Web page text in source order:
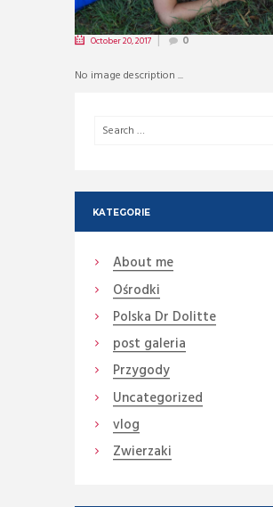
October 20, 2017 0
No image description ...
KATEGORIE
About me
Ośrodki
Polska Dr Dolitte
post galeria
Przygody
Uncategorized
vlog
Zwierzaki